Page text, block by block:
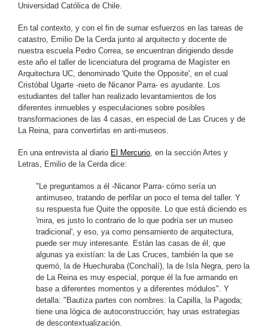
Universidad Católica de Chile.
En tal contexto, y con el fin de sumar esfuerzos en las tareas de
catastro, Emilio De la Cerda junto al arquitecto y docente de
nuestra escuela Pedro Correa, se encuentran dirigiendo desde
este año el taller de licenciatura del programa de Magíster en
Arquitectura UC, denominado 'Quite the Opposite', en el cual
Cristóbal Ugarte -nieto de Nicanor Parra- es ayudante. Los
estudiantes del taller han realizado levantamientos de los
diferentes inmuebles y especulaciones sobre posibles
transformaciones de las 4 casas, en especial de Las Cruces y de
La Reina, para convertirlas en anti-museos.
En una entrevista al diario El Mercurio , en la sección Artes y
Letras, Emilio de la Cerda dice:
"Le preguntamos a él -Nicanor Parra- cómo sería un
antimuseo, tratando de perfilar un poco el tema del taller. Y
su respuesta fue Quite the opposite. Lo que está diciendo es
'mira, es justo lo contrario de lo que podría ser un museo
tradicional', y eso, ya como pensamiento de arquitectura,
puede ser muy interesante. Están las casas de él, que
algunas ya existían: la de Las Cruces, también la que se
quemó, la de Huechuraba (Conchalí), la de Isla Negra, pero la
de La Reina es muy especial, porque él la fue armando en
base a diferentes momentos y a diferentes módulos". Y
detalla: "Bautiza partes con nombres: la Capilla, la Pagoda;
tiene una lógica de autoconstrucción; hay unas estrategias
de descontextualización.